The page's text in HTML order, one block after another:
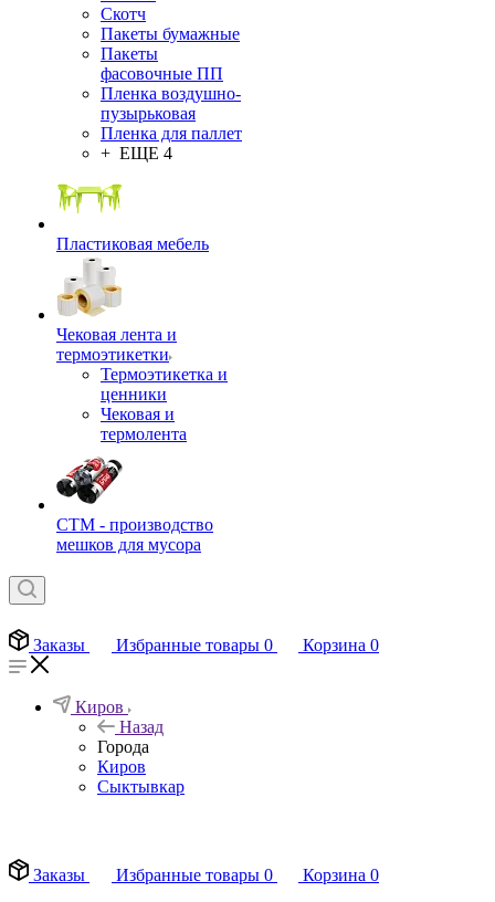
Скотч
Пакеты бумажные
Пакеты
фасовочные ПП
Пленка воздушно-
пузырьковая
Пленка для паллет
+ ЕЩЕ 4
Пластиковая мебель
Чековая лента и
термоэтикетки
Термоэтикетка и
ценники
Чековая и
термолента
СТМ - производство
мешков для мусора
Заказы Избранные товары 0 Корзина 0
Киров
Назад
Города
Киров
Сыктывкар
Заказы
Избранные товары 0 Корзина 0